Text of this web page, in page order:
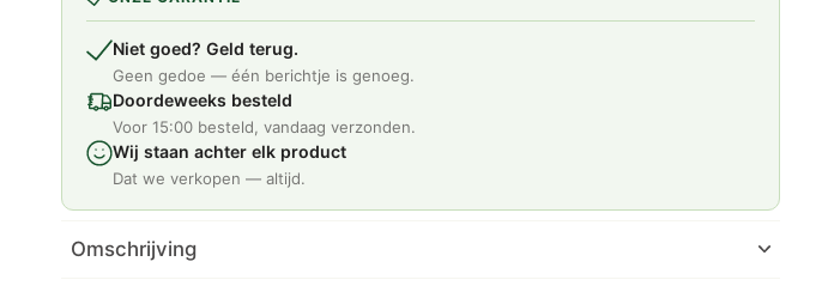
Niet goed? Geld terug.
Geen gedoe — één berichtje is genoeg.
Doordeweeks besteld
Voor 15:00 besteld, vandaag verzonden.
Wij staan achter elk product
Dat we verkopen — altijd.
Omschrijving